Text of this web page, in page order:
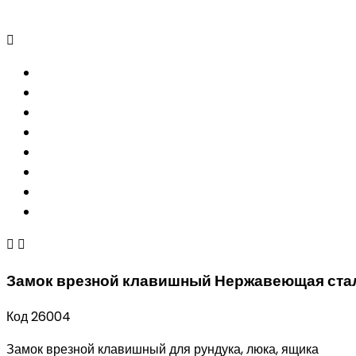

 
Замок врезной клавишный Нержавеющая
Код26004
Замок врезной клавишный для рундука, люка, ящика